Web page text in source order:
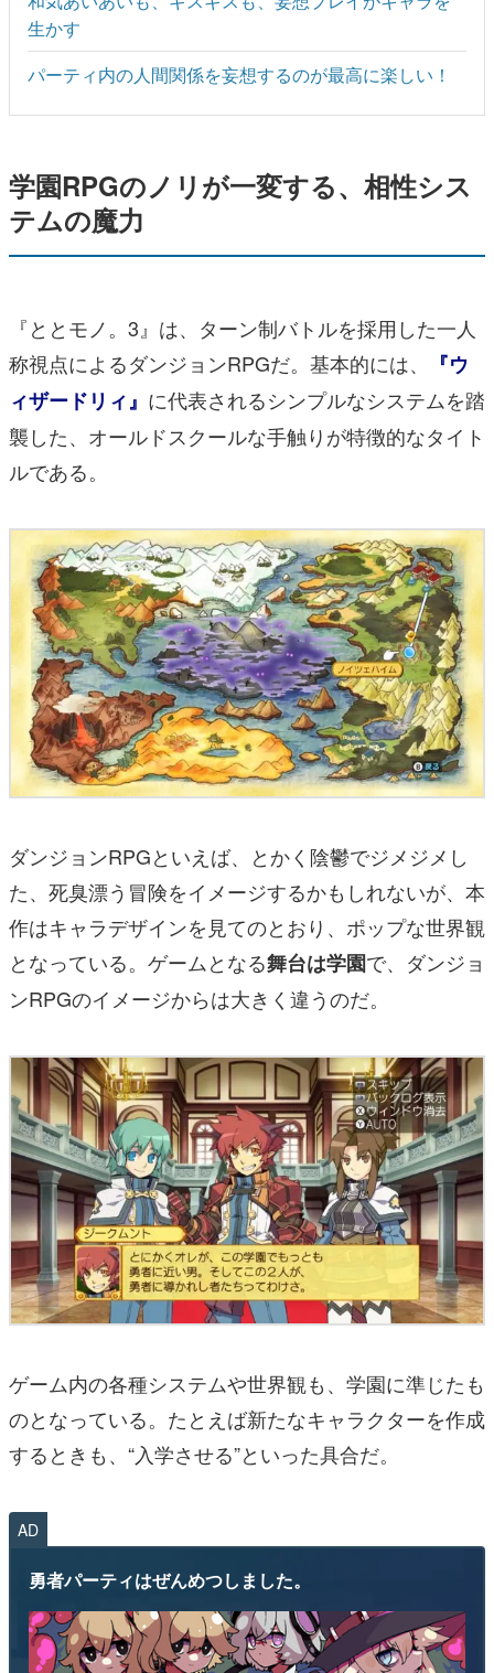
生かす
パーティ内の人間関係を妄想するのが最高に楽しい！
学園RPGのノリが一変する、相性シス
テムの魔力
『ととモノ。3』は、ターン制バトルを採用した一人
称視点によるダンジョンRPGだ。基本的には、
『ウ
ィザードリィ』 に代表されるシンプルなシステムを踏
襲した、オールドスクールな手触りが特徴的なタイト
ルである。
ダンジョンRPGといえば、とかく陰鬱でジメジメし
た、死臭漂う冒険をイメージするかもしれないが、本
作はキャラデザインを見てのとおり、ポップな世界観
となっている。ゲームとなる舞台は学園で、ダンジョ
ンRPGのイメージからは大きく違うのだ。
ゲーム内の各種システムや世界観も、学園に準じたも
のとなっている。たとえば新たなキャラクターを作成
するときも、“入学させる”といった具合だ。
AD
勇者パーティはぜんめつしました。